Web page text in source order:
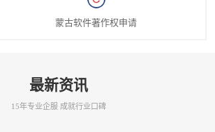
蒙古软件著作权申请
最新资讯
15年专业企服 成就行业口碑